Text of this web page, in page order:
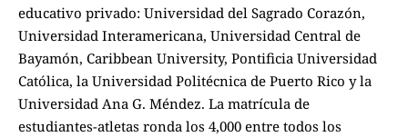
educativo privado: Universidad del Sagrado Corazón,
Universidad Interamericana, Universidad Central de
Bayamón, Caribbean University, Pontificia Universidad
Católica, la Universidad Politécnica de Puerto Rico y la
Universidad Ana G. Méndez. La matrícula de
estudiantes-atletas ronda los 4,000 entre todos los